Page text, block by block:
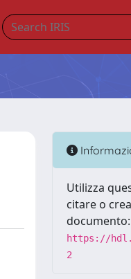
Utilizza
citare o
documento:
https://
2